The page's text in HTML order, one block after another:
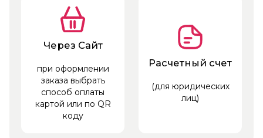
Через Сайт
при оформлении
заказа выбрать
способ оплаты
картой или по QR
коду
Расчетный счет
(для юридических
лиц)